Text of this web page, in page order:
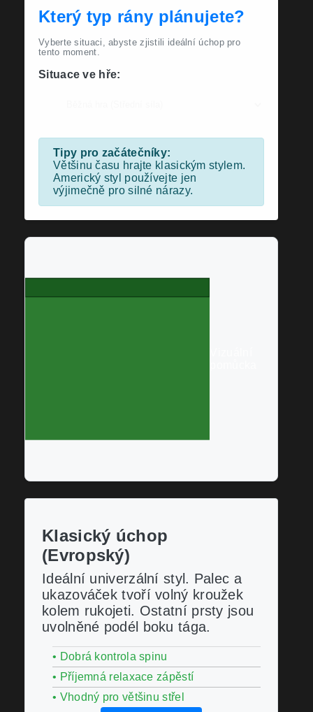
Který typ rány plánujete?
Vyberte situaci, abyste zjistili ideální úchop pro
tento moment.
Situace ve hře:
Tipy pro začátečníky:
Většinu času hrajte klasickým stylem.
Americký styl používejte jen
výjimečně pro silné nárazy.
Klasický úchop
(Evropský)
Ideální univerzální styl. Palec a
ukazováček tvoří volný kroužek
kolem rukojeti. Ostatní prsty jsou
uvolněné podél boku tága.
• Dobrá kontrola spinu
• Příjemná relaxace zápěstí
• Vhodný pro většinu střel